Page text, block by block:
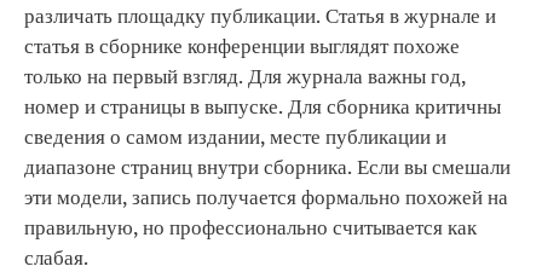
различать площадку публикации. Статья в журнале и
статья в сборнике конференции выглядят похоже
только на первый взгляд. Для журнала важны год,
номер и страницы в выпуске. Для сборника критичны
сведения о самом издании, месте публикации и
диапазоне страниц внутри сборника. Если вы смешали
эти модели, запись получается формально похожей на
правильную, но профессионально считывается как
слабая.